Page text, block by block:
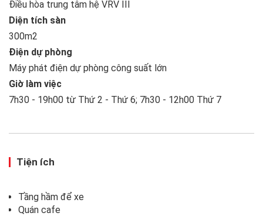
Điều hòa trung tâm hệ VRV III
Diện tích sàn
300m2
Điện dự phòng
Máy phát điện dự phòng công suất lớn
Giờ làm việc
7h30 - 19h00 từ Thứ 2 - Thứ 6; 7h30 - 12h00 Thứ 7
Tiện ích
Tầng hầm để xe
Quán cafe